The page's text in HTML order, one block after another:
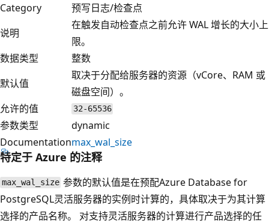
Category
预写日志/检查点
说明
在触发自动检查点之前允许 WAL 增长的大小上
限。
数据类型
整数
默认值
取决于分配给服务器的资源（vCore、RAM 或
磁盘空间）。
允许的值
32-65536
参数类型
dynamic
Documentationmax_wal_size
特定于 Azure 的注释
max_wal_size 参数的默认值是在预配Azure Database for
PostgreSQL灵活服务器的实例时计算的，具体取决于为其计算
选择的产品名称。 对支持灵活服务器的计算进行产品选择的任